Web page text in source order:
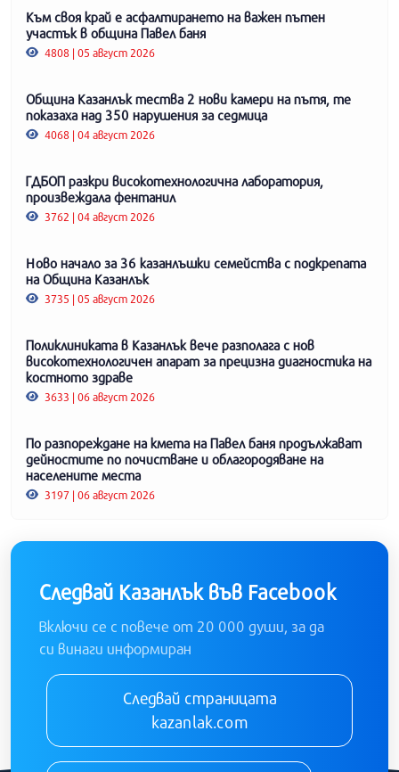
Към своя край е асфалтирането на важен пътен
участък в община Павел баня
4808 | 05 август 2026
Община Казанлък тества 2 нови камери на пътя, те
показаха над 350 нарушения за седмица
4068 | 04 август 2026
ГДБОП разкри високотехнологична лаборатория,
произвеждала фентанил
3762 | 04 август 2026
Ново начало за 36 казанлъшки семейства с подкрепата
на Община Казанлък
3735 | 05 август 2026
Поликлиниката в Казанлък вече разполага с нов
високотехнологичен апарат за прецизна диагностика на
костното здраве
3633 | 06 август 2026
По разпореждане на кмета на Павел баня продължават
дейностите по почистване и облагородяване на
населените места
3197 | 06 август 2026
Следвай Казанлък във Facebook
Включи се с повече от 20 000 души, за да
си винаги информиран
Следвай страницата
kazanlak.com